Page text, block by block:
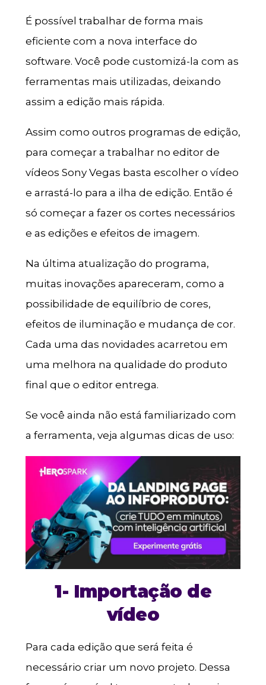
É possível trabalhar de forma mais
eficiente com a nova interface do
software. Você pode customizá-la com as
ferramentas mais utilizadas, deixando
assim a edição mais rápida.
Assim como outros programas de edição,
para começar a trabalhar no editor de
vídeos Sony Vegas basta escolher o vídeo
e arrastá-lo para a ilha de edição. Então é
só começar a fazer os cortes necessários
e as edições e efeitos de imagem.
Na última atualização do programa,
muitas inovações apareceram, como a
possibilidade de equilíbrio de cores,
efeitos de iluminação e mudança de cor.
Cada uma das novidades acarretou em
uma melhora na qualidade do produto
final que o editor entrega.
Se você ainda não está familiarizado com
a ferramenta, veja algumas dicas de uso:
1- Importação de
vídeo
Para cada edição que será feita é
necessário criar um novo projeto. Dessa